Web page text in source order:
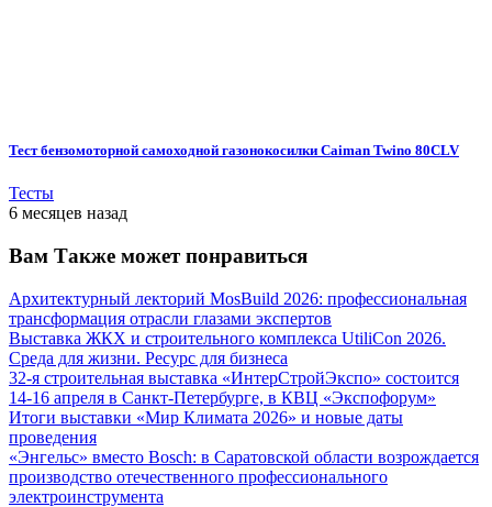
Тест бензомоторной самоходной газонокосилки Caiman Twino 80CLV
Тесты
6 месяцев назад
Вам Также может понравиться
Архитектурный лекторий MosBuild 2026: профессиональная
трансформация отрасли глазами экспертов
Выставка ЖКХ и строительного комплекса UtiliCon 2026.
Среда для жизни. Ресурс для бизнеса
32-я строительная выставка «ИнтерСтройЭкспо» состоится
14-16 апреля в Санкт-Петербурге, в КВЦ «Экспофорум»
Итоги выставки «Мир Климата 2026» и новые даты
проведения
«Энгельс» вместо Bosch: в Саратовской области возрождается
производство отечественного профессионального
электроинструмента